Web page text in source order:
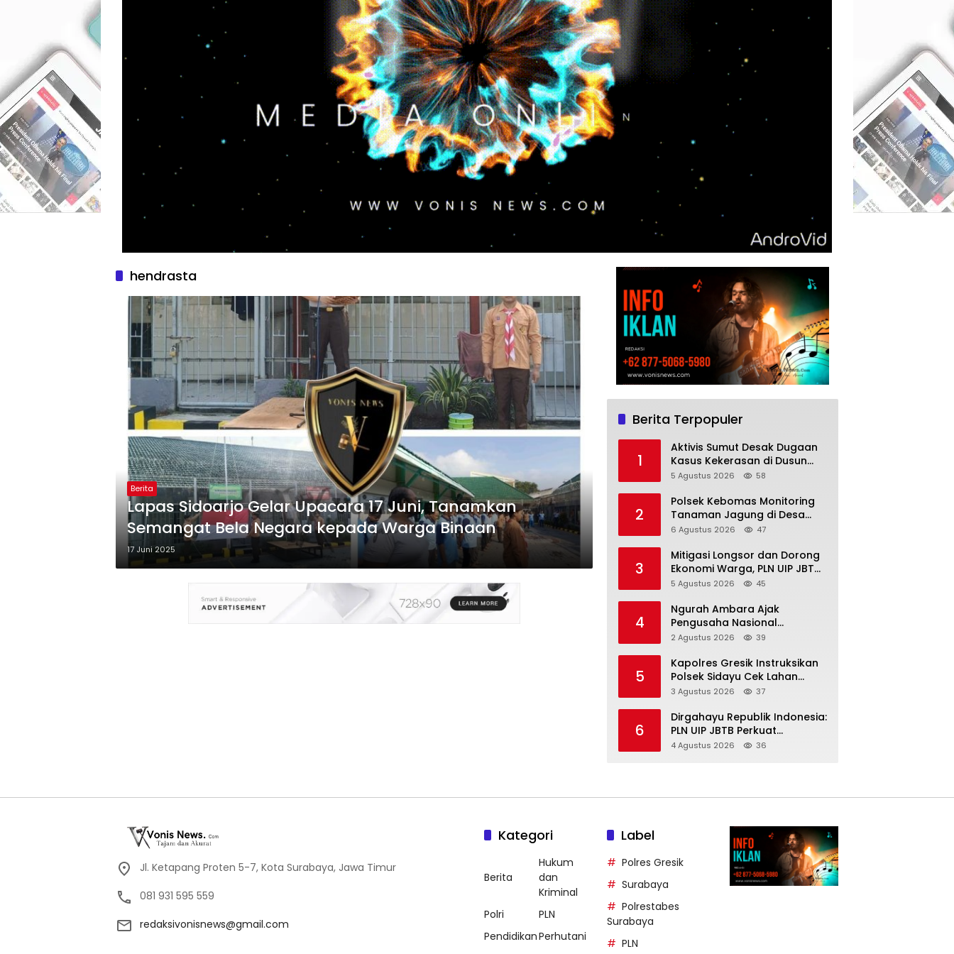
hendrasta
Berita
Lapas Sidoarjo Gelar Upacara 17 Juni, Tanamkan
Semangat Bela Negara kepada Warga Binaan
17 Juni 2025
Berita Terpopuler
1
Aktivis Sumut Desak Dugaan
Kasus Kekerasan di Dusun
Balakka, Desa Gunung
5 Agustus 2026 58
2
Polsek Kebomas Monitoring
Tanaman Jagung di Desa
Kembangan, Perkuat
Nasional
6 Agustus 2026 47
3
Mitigasi Longsor dan Dorong
Ekonomi Warga, PLN UIP JBTB
Salurkan Bantuan Konservasi
Aceh di Banyuwangi
5 Agustus 2026 45
4
Ngurah Ambara Ajak
Pengusaha Nasional
Pulangkan Aset Triliunan
Investor Global
2 Agustus 2026 39
5
Kapolres Gresik Instruksikan
Polsek Sidayu Cek Lahan
Cabai, Perkuat Ketahanan
3 Agustus 2026 37
6
Dirgahayu Republik Indonesia:
PLN UIP JBTB Perkuat
Kepemimpinan Perempuan
4 Agustus 2026 36
Jl. Ketapang Proten 5-7, Kota Surabaya, Jawa Timur
081 931 595 559
redaksivonisnews@gmail.com
Kategori
Berita
Hukum
dan
Kriminal
Polri
PLN
PendidikanPerhutani
Label
Polres Gresik
Surabaya
Polrestabes
Surabaya
PLN